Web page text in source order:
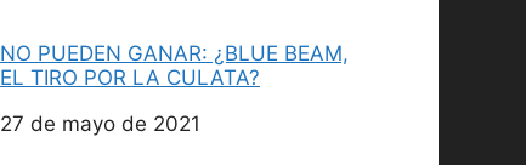
NO PUEDEN GANAR: ¿BLUE BEAM,
EL TIRO POR LA CULATA?
Fecha
27 de mayo de 2021